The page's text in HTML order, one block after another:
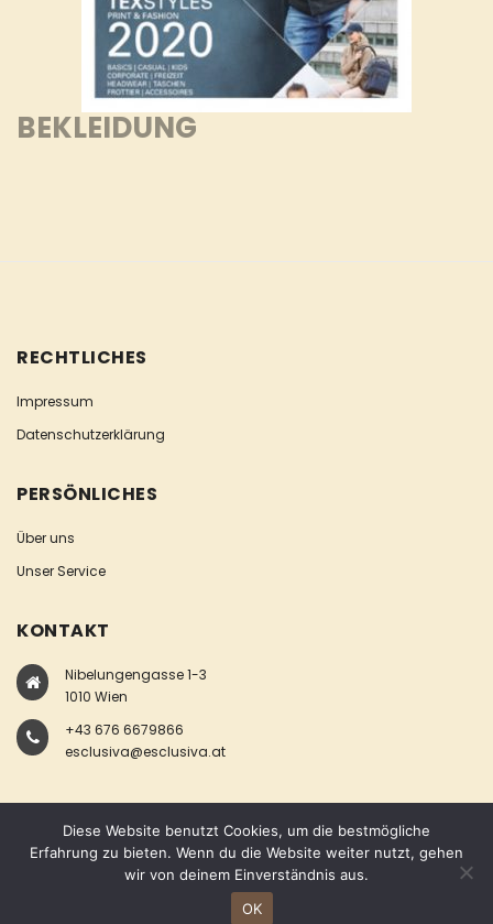
BEKLEIDUNG
RECHTLICHES
Impressum
Datenschutzerklärung
PERSÖNLICHES
Über uns
Unser Service
KONTAKT
Nibelungengasse 1-3
1010 Wien
+43 676 6679866
esclusiva@esclusiva.at
COPYRIGHT © ESCLUSIVA
Diese Website benutzt Cookies, um die bestmögliche
Erfahrung zu bieten. Wenn du die Website weiter nutzt, gehen
wir von deinem Einverständnis aus.
OK